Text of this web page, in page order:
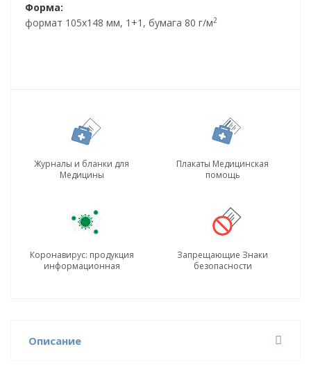
Форма:
формат 105х148 мм, 1+1, бумага 80 г/м2
Журналы и бланки для
Медицины
Плакаты Медицинская
помощь
Коронавирус: продукция
информационная
Запрещающие Знаки
безопасности
Описание